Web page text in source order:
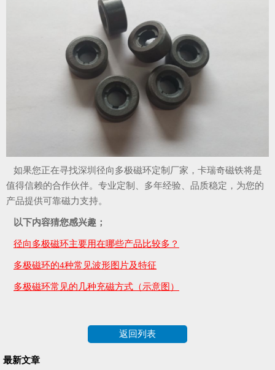
如果您正在寻找深圳径向多极磁环定制厂家，卡瑞奇磁铁将是
值得信赖的合作伙伴。专业定制、多年经验、品质稳定，为您的
产品提供可靠磁力支持。
以下内容猜您感兴趣；
径向多极磁环主要用在哪些产品比较多？
多极磁环的4种常见波形图片及特征
多极磁环常见的几种充磁方式（示意图）
返回列表
最新文章